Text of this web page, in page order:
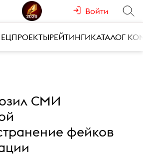
Войти
РЕЙТИНГИКАТАЛОГ
СМИ
фейков